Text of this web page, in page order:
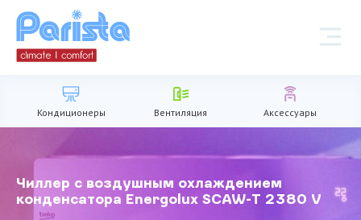
Кондиционеры Вентиляция Аксессуары
Чиллер с воздушным охлаждением
конденсатора Energolux SCAW-T 2380 V